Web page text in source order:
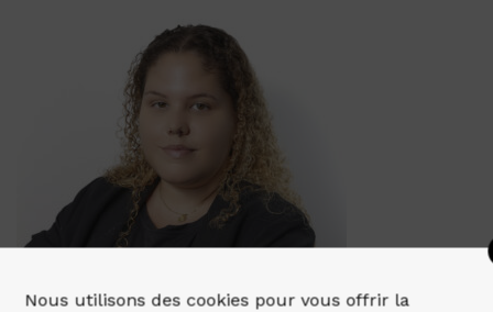
Nous utilisons des cookies pour vous offrir la